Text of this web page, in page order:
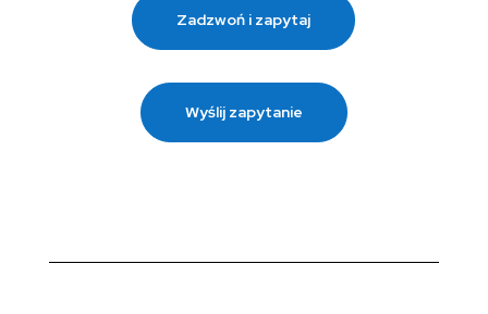
Zadzwoń i zapytaj
Wyślij zapytanie